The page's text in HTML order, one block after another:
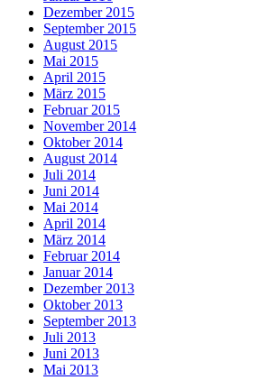
Dezember 2015
September 2015
August 2015
Mai 2015
April 2015
März 2015
Februar 2015
November 2014
Oktober 2014
August 2014
Juli 2014
Juni 2014
Mai 2014
April 2014
März 2014
Februar 2014
Januar 2014
Dezember 2013
Oktober 2013
September 2013
Juli 2013
Juni 2013
Mai 2013